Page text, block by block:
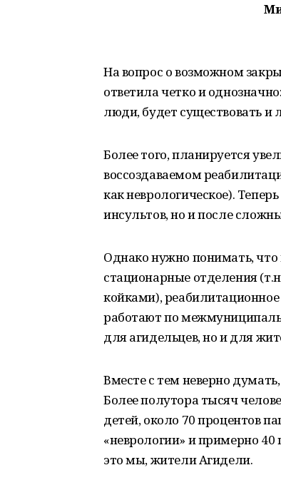
На вопрос о возможном
ответила четко и
люди, будет существовать и
Более того, планируется
воссоздаваемом
как неврологическое).
инсультов, но и после
Однако нужно понимать,
стационарные отделения
койками),
работают по
для агидельцев, но и для
Вместе с тем неверно
Более полутора тысяч
детей, около 70 процентов
«неврологии» и примерно
это мы, жители Агидели.